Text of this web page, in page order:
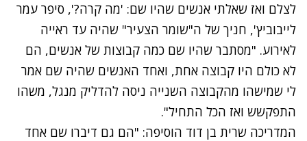
לצלם ואז שאלתי אנשים שהיו שם: 'מה קרה?', סיפר עמר
לייבוביץ', חניך של ה"שומר הצעיר" שהיה עד ראייה
לאירוע. "מסתבר שהיו שם כמה קבוצות של אנשים, הם
לא כולם היו קבוצה אחת, ואחד האנשים שהיה שם אמר
לי שמישהו מהקבוצה השנייה ניסה להדליק מנגל, משהו
התפקשש ואז הכל התחיל".
המדריכה שרית בן דוד הוסיפה: "הם גם דיברו שם אחד